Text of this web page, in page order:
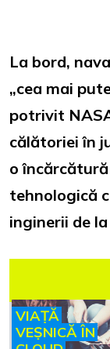
La bord,
„cea mai
potrivit
călătoriei în
o
tehnologică
inginerii de
VIAȚĂ
VEȘNICĂ ÎN